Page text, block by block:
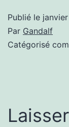
Publié le
Par Gandalf
Catégorisé